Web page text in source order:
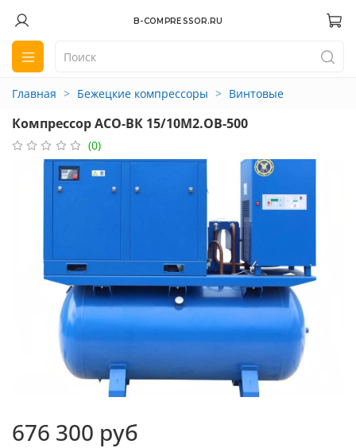
B-COMPRESSOR.RU
Главная Бежецкие компрессоры Винтовые
Компрессор АСО-ВК 15/10М2.ОВ-500
(0)
676 300 руб